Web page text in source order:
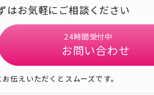
はお気軽にご相談ください
24時間受付中
お問い合わせ
伝えいただくとスムーズです。